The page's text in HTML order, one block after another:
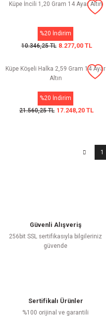
Küpe İncili 1,20 Gram 14 Ayar Altın
%20 İndirim
10.346,25 TL 8.277,00 TL
Küpe Köşeli Halka 2,59 Gram 14 Ayar
Altın
%20 İndirim
21.560,25 TL 17.248,20 TL
1
Güvenli Alışveriş
256bit SSL sertifikasıyla bilgileriniz
güvende
Sertifikalı Ürünler
%100 orijinal ve garantili